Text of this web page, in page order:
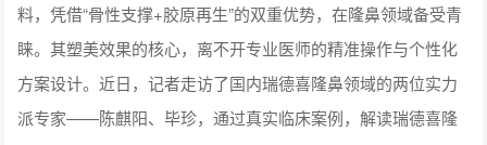
料，凭借“骨性支撑+胶原再生”的双重优势，在隆鼻领域备受青
睐。其塑美效果的核心，离不开专业医师的精准操作与个性化
方案设计。近日，记者走访了国内瑞德喜隆鼻领域的两位实力
派专家——陈麒阳、毕珍，通过真实临床案例，解读瑞德喜隆